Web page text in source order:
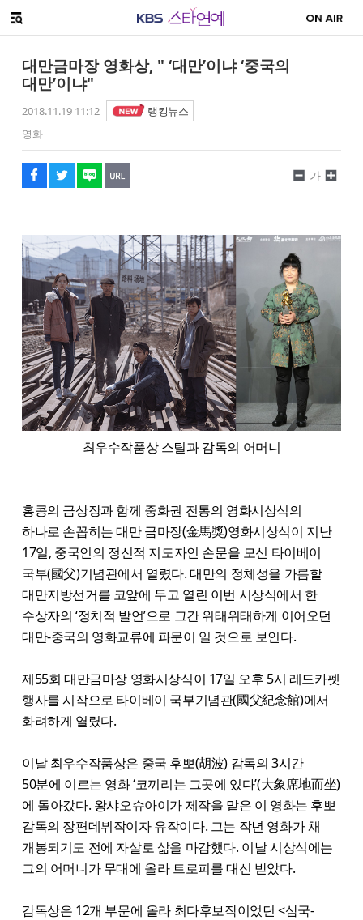
메뉴 열기
대만금마장 영화상, " ‘대만’이냐 ‘중국의
대만’이냐"
2018.11.19 11:12
랭킹뉴스
영화
페이스북
트위터
네이버
URL복사
글씨 작게보기
가
글씨 크게보기
최우수작품상 스틸과 감독의 어머니
홍콩의 금상장과 함께 중화권 전통의 영화시상식의
하나로 손꼽히는 대만 금마장(金馬獎)영화시상식이 지난
17일, 중국인의 정신적 지도자인 손문을 모신 타이베이
국부(國父)기념관에서 열렸다. 대만의 정체성을 가름할
대만지방선거를 코앞에 두고 열린 이번 시상식에서 한
수상자의 ‘정치적 발언’으로 그간 위태위태하게 이어오던
대만-중국의 영화교류에 파문이 일 것으로 보인다.
제55회 대만금마장 영화시상식이 17일 오후 5시 레드카펫
행사를 시작으로 타이베이 국부기념관(國父紀念館)에서
화려하게 열렸다.
이날 최우수작품상은 중국 후뽀(胡波) 감독의 3시간
50분에 이르는 영화 ‘코끼리는 그곳에 있다’(大象席地而坐)
에 돌아갔다. 왕샤오슈아이가 제작을 맡은 이 영화는 후뽀
감독의 장편데뷔작이자 유작이다. 그는 작년 영화가 채
개봉되기도 전에 자살로 삶을 마감했다. 이날 시상식에는
그의 어머니가 무대에 올라 트로피를 대신 받았다.
감독상은 12개 부문에 올라 최다후보작이었던 <삼국-
해시태그